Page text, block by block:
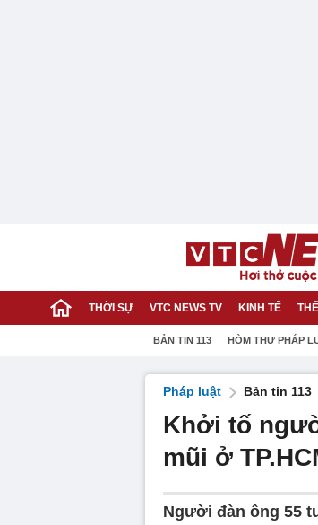
THỜI SỰ VTC NEWS TV KINH TẾ
BẢN TIN 113 HÒM THƯ PHÁP
Pháp luật Bản tin 113
Khởi tố
mũi ở
Người đàn ông 55